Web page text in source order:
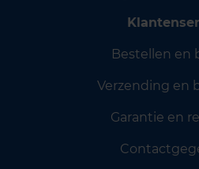
Bestellen en
Verzending en
Garantie en